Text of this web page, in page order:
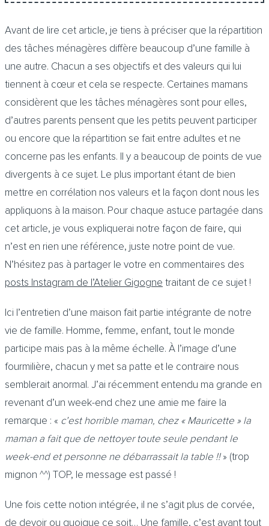
Avant de lire cet article, je tiens à préciser que la répartition
des tâches ménagères diffère beaucoup d’une famille à
une autre. Chacun a ses objectifs et des valeurs qui lui
tiennent à cœur et cela se respecte. Certaines mamans
considèrent que les tâches ménagères sont pour elles,
d’autres parents pensent que les petits peuvent participer
ou encore que la répartition se fait entre adultes et ne
concerne pas les enfants. Il y a beaucoup de points de vue
divergents à ce sujet. Le plus important étant de bien
mettre en corrélation nos valeurs et la façon dont nous les
appliquons à la maison. Pour chaque astuce partagée dans
cet article, je vous expliquerai notre façon de faire, qui
n’est en rien une référence, juste notre point de vue.
N’hésitez pas à partager le votre en commentaires des
posts Instagram de l’Atelier Gigogne traitant de ce sujet !
Ici l’entretien d’une maison fait partie intégrante de notre
vie de famille. Homme, femme, enfant, tout le monde
participe mais pas à la même échelle. À l’image d’une
fourmilière, chacun y met sa patte et le contraire nous
semblerait anormal. J’ai récemment entendu ma grande en
revenant d’un week-end chez une amie me faire la
remarque : « c’est horrible maman, chez « Mauricette » la
maman a fait que de nettoyer toute seule pendant le
week-end et personne ne débarrassait la table !!» (trop
mignon ^^) TOP, le message est passé !
Une fois cette notion intégrée, il ne s’agit plus de corvée,
de devoir ou quoique ce soit… Une famille, c’est avant tout